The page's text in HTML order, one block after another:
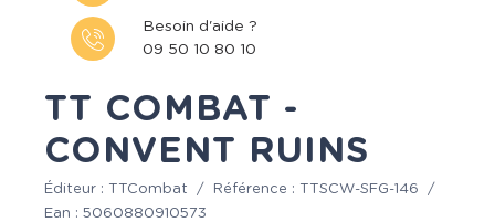
Besoin d'aide ?
09 50 10 80 10
TT COMBAT -
CONVENT RUINS
Éditeur : TTCombat / Référence : TTSCW-SFG-146
/
Ean : 5060880910573